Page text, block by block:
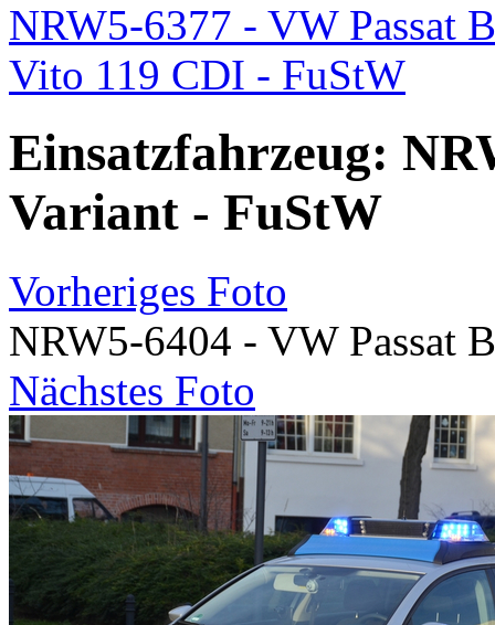
NRW5-6377 - VW Passat
Vito 119 CDI - FuStW
Einsatzfahrzeug:
Variant - FuStW
Vorheriges Foto
NRW5-6404 - VW Passat
Nächstes Foto